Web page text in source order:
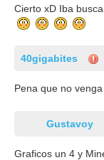
Cierto xD Iba
40gigabites
Pena que no
Gustavoy
Graficos un 4 y